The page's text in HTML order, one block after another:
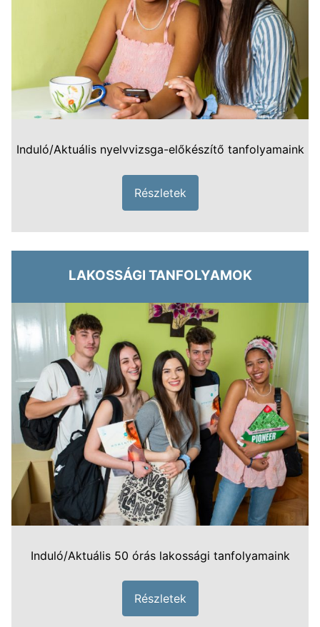
Induló/Aktuális nyelvvizsga-előkészítő tanfolyamaink
Részletek
LAKOSSÁGI TANFOLYAMOK
Induló/Aktuális 50 órás lakossági tanfolyamaink
Részletek